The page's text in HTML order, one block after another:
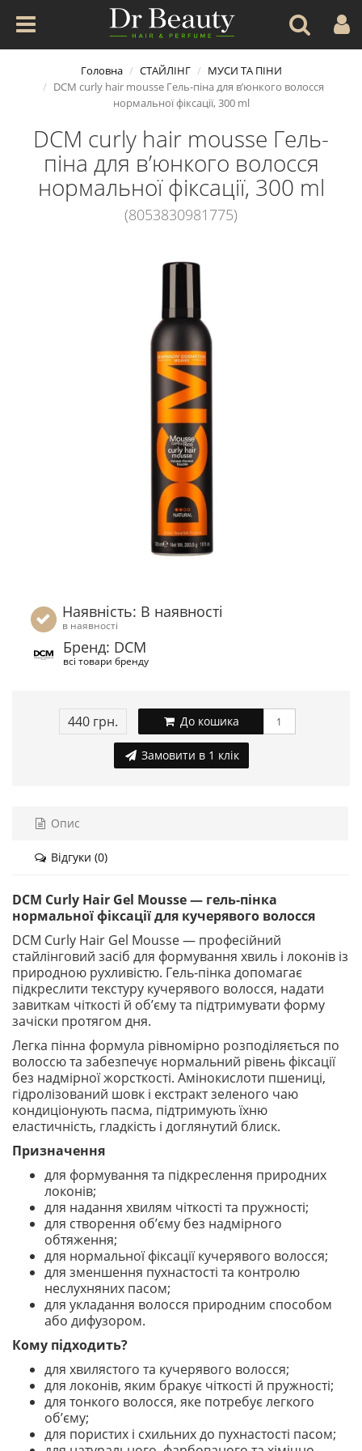
Головна СТАЙЛІНГ
МУСИ ТА ПIНИ
DCM curly hair mousse Гель-піна для в’юнкого волосся
нормальної фіксації, 300 ml
DCM curly hair mousse Гель-
піна для в’юнкого волосся
нормальної фіксації, 300 ml
(8053830981775)
Наявність: В наявності
в наявності
Бренд: DCM
всі товари бренду
440 грн. До кошика
Замовити в 1 клік
Опис
Відгуки (0)
DCM Curly Hair Gel Mousse — гель-пінка
нормальної фіксації для кучерявого волосся
DCM Curly Hair Gel Mousse — професійний
стайлінговий засіб для формування хвиль і локонів із
природною рухливістю. Гель-пінка допомагає
підкреслити текстуру кучерявого волосся, надати
завиткам чіткості й об’єму та підтримувати форму
зачіски протягом дня.
Легка пінна формула рівномірно розподіляється по
волоссю та забезпечує нормальний рівень фіксації
без надмірної жорсткості. Амінокислоти пшениці,
гідролізований шовк і екстракт зеленого чаю
кондиціонують пасма, підтримують їхню
еластичність, гладкість і доглянутий блиск.
Призначення
для формування та підкреслення природних
локонів;
для надання хвилям чіткості та пружності;
для створення об’єму без надмірного
обтяження;
для нормальної фіксації кучерявого волосся;
для зменшення пухнастості та контролю
неслухняних пасом;
для укладання волосся природним способом
або дифузором.
Кому підходить?
для хвилястого та кучерявого волосся;
для локонів, яким бракує чіткості й пружності;
для тонкого волосся, яке потребує легкого
об’єму;
для пористих і схильних до пухнастості пасом;